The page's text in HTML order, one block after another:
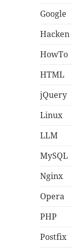
Google
Hacken
HowTo
HTML
jQuery
Linux
LLM
MySQL
Nginx
Opera
PHP
Postfix